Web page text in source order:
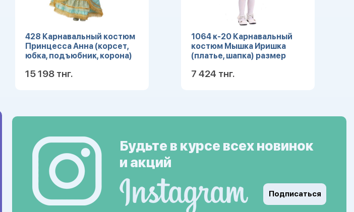
428 Карнавальный костюм
Принцесса Анна (корсет,
юбка, подъюбник, корона)
15 198 тнг.
1064 к-20 Карнавальный
костюм Мышка Иришка
(платье, шапка) размер
7 424 тнг.
Будьте в курсе всех новинок
и акций
Подписаться